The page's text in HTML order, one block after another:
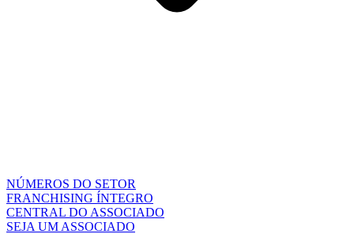
NÚMEROS DO SETOR
FRANCHISING ÍNTEGRO
CENTRAL DO ASSOCIADO
SEJA UM ASSOCIADO